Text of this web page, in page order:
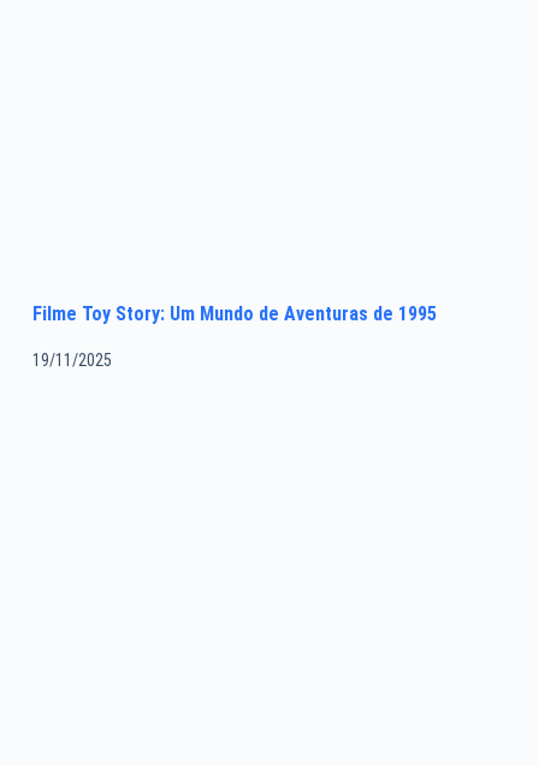
Filme Toy Story: Um Mundo de Aventuras de 1995
19/11/2025